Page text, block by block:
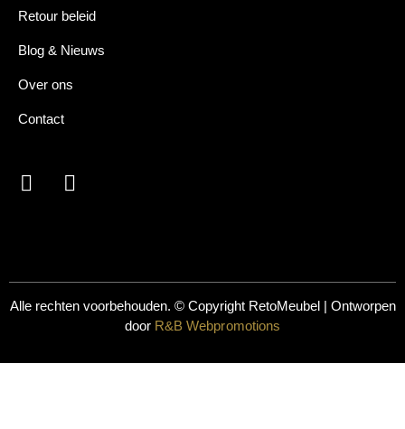
Retour beleid
Blog & Nieuws
Over ons
Contact
Alle rechten voorbehouden. © Copyright RetoMeubel | Ontworpen
door R&B Webpromotions